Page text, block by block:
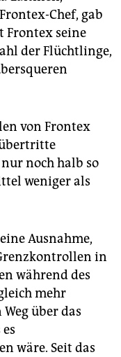
Chef, gab
Frontex seine
der Flüchtlinge,
von Frontex
noch halb so
weniger als
Ausnahme,
in
während des
mehr
über das
wäre. Seit das